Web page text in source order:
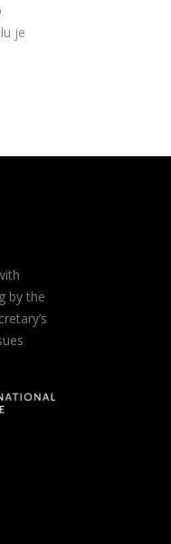
je
by the